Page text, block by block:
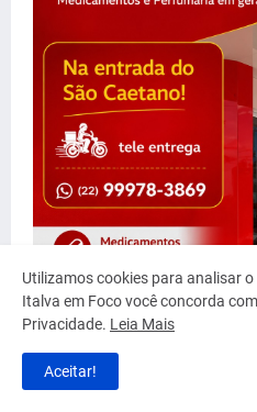
Utilizamos cookies para analisar
Italva em Foco você concorda
Privacidade. Leia Mais
Aceitar!